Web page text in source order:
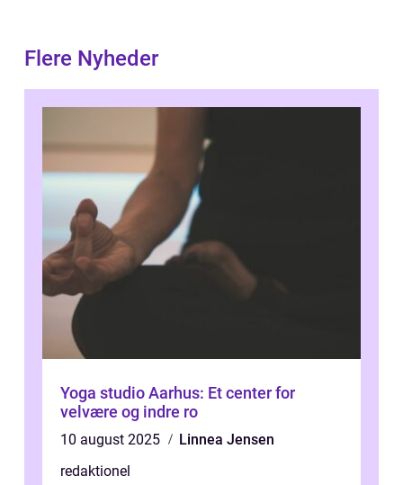
Flere Nyheder
Yoga studio Aarhus: Et center for
velvære og indre ro
10 august 2025
Linnea Jensen
redaktionel